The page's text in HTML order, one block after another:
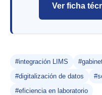
Ver ficha
#integración LIMS
#digitalización de datos
#eficiencia en laboratorio